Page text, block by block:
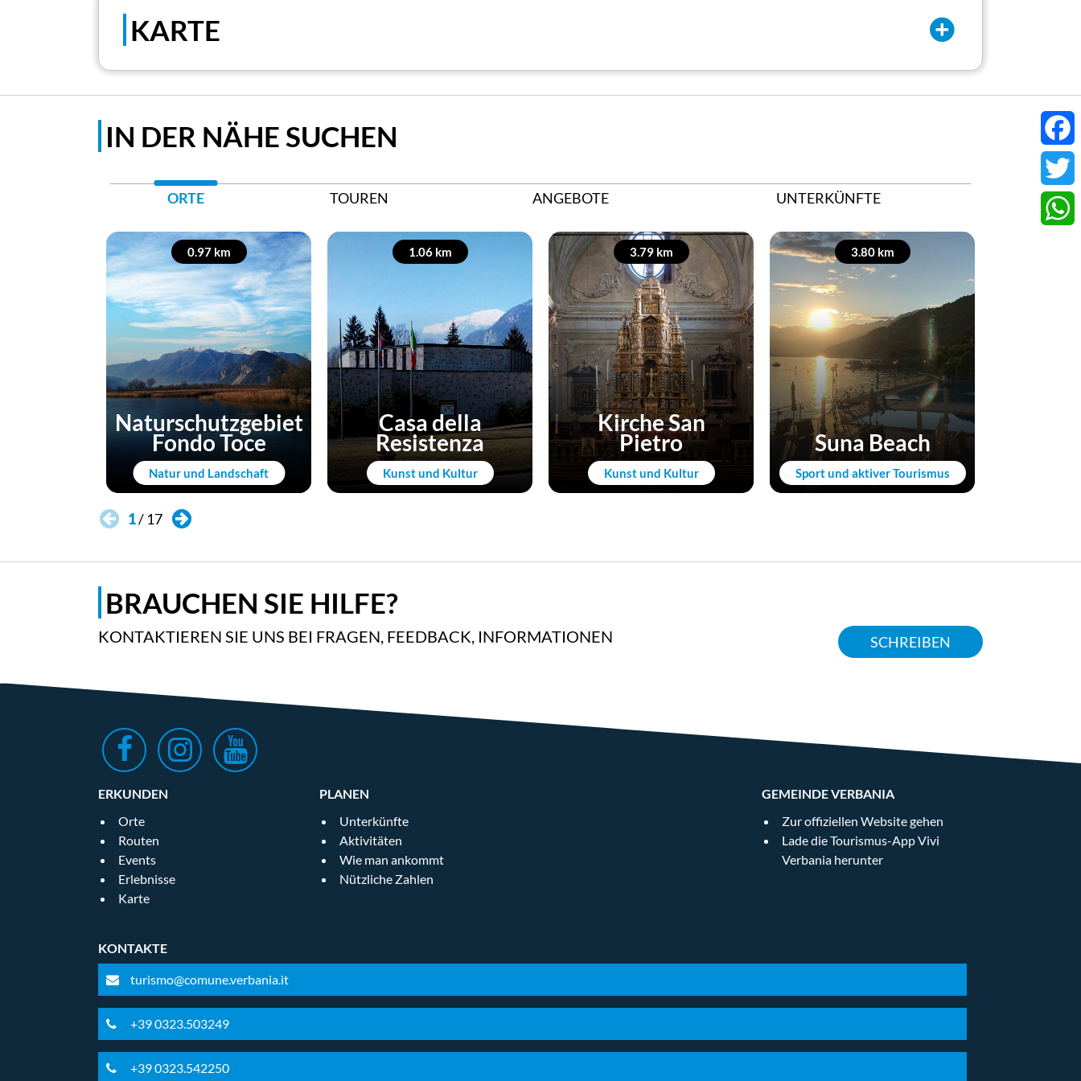
KARTE
IN DER NÄHE SUCHEN
ORTE TOUREN ANGEBOTE UNTERKÜNFTE
0.97 km
Natur und Landschaft
Naturschutzgebiet
Fondo Toce
1.06 km
Kunst und Kultur
Casa della
Resistenza
3.79 km
Kunst und Kultur
Kirche San
Pietro
3.80 km
Sport und aktiver Tourismus
Suna Beach
1/ 17
BRAUCHEN SIE HILFE?
KONTAKTIEREN SIE UNS BEI FRAGEN, FEEDBACK, INFORMATIONEN SCHREIBEN
ERKUNDEN
Orte
Routen
Events
Erlebnisse
Karte
PLANEN
Unterkünfte
Aktivitäten
Wie man ankommt
Nützliche Zahlen
GEMEINDE VERBANIA
Zur offiziellen Website gehen
Lade die Tourismus-App Vivi
Verbania herunter
KONTAKTE
turismo@comune.verbania.it
+39 0323.503249
+39 0323.542250